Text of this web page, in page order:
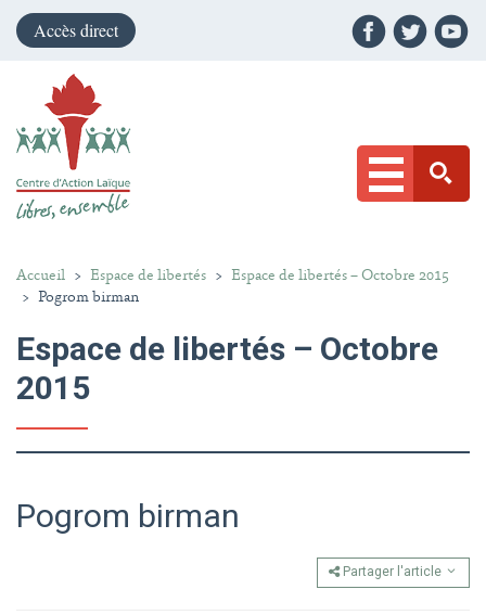
Accès direct
Accueil > Espace de libertés > Espace de libertés – Octobre 2015
> Pogrom birman
Espace de libertés – Octobre
2015
Pogrom birman
Partager l'article